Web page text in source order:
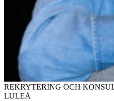
REKRYTERING OCH
LULEÅ